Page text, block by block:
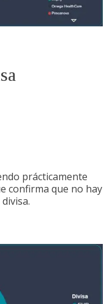
prácticamente
confirma que no hay